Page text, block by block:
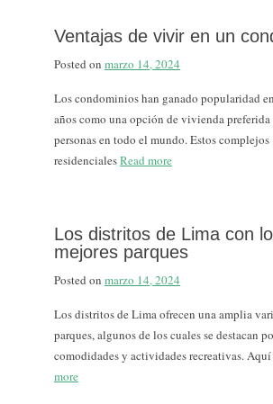
Ventajas de vivir en un
Posted on marzo 14, 2024
Los condominios han ganado popularidad
años como una opción de vivienda preferida
personas en todo el mundo. Estos complejos
residencialesRead more
Los distritos de Lima con
mejores parques
Posted on marzo 14, 2024
Los distritos de Lima ofrecen una amplia
parques, algunos de los cuales se destacan
comodidades y actividades recreativas.
more